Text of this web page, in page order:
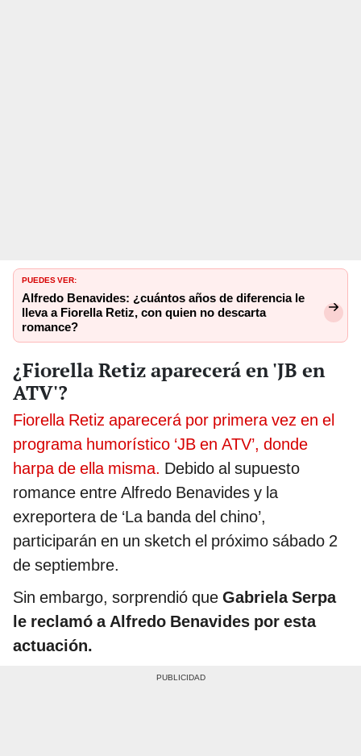
PUEDES VER:
Alfredo Benavides: ¿cuántos años de diferencia le
lleva a Fiorella Retiz, con quien no descarta
romance?
¿Fiorella Retiz aparecerá en 'JB en
ATV'?
Fiorella Retiz aparecerá por primera vez en el
programa humorístico ‘JB en ATV’, donde
harpa de ella misma. Debido al supuesto
romance entre Alfredo Benavides y la
exreportera de ‘La banda del chino’,
participarán en un sketch el próximo sábado 2
de septiembre.
Sin embargo, sorprendió que Gabriela Serpa
le reclamó a Alfredo Benavides por esta
actuación.